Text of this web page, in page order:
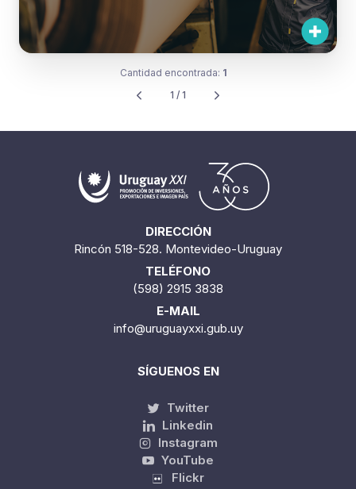
Cantidad encontrada: 1
1 / 1
DIRECCIÓN
Rincón 518-528. Montevideo-Uruguay
TELÉFONO
(598) 2915 3838
E-MAIL
info@uruguayxxi.gub.uy
SÍGUENOS EN
Twitter
Linkedin
Instagram
YouTube
Flickr